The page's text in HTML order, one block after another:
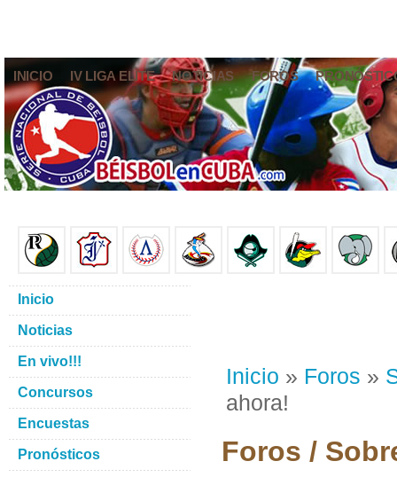
INICIO IV LIGA ELITE NOTICIAS FOROS
Inicio » Foros »
ahora!
Foros /
Inicio
Noticias
En vivo!!!
Concursos
Encuestas
Pronósticos